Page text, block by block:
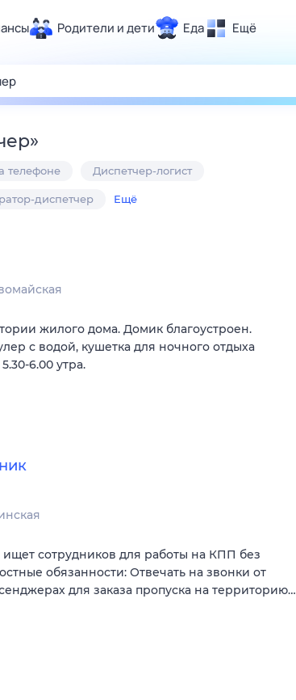
Родители и дети Еда Ещё
Развлечения и отдых
Карьера
Авто
»
телефоне Диспетчер-логист
диспетчер Ещё
жилого дома. Домик благоустроен.
с водой, кушетка для ночного отдыха
6.00 утра.
сотрудников для работы на КПП без
обязанности: Отвечать на звонки от
для заказа пропуска на территорию…